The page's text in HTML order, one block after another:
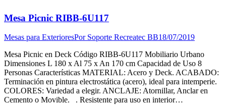
Mesa Picnic RIBB-6U117
Mesas para ExterioresPor Soporte Recreatec BB18/07/2019
Mesa Picnic en Deck Código RIBB-6U117 Mobiliario Urbano
Dimensiones L 180 x Al 75 x An 170 cm Capacidad de Uso 8
Personas Características MATERIAL: Acero y Deck. ACABADO:
Terminación en pintura electrostática (acero), ideal para intemperie.
COLORES: Variedad a elegir. ANCLAJE: Atornillar, Anclar en
Cemento o Movible. . Resistente para uso en interior…